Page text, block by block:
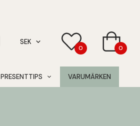
0 0
PRESENTTIPS VARUMÄRKEN